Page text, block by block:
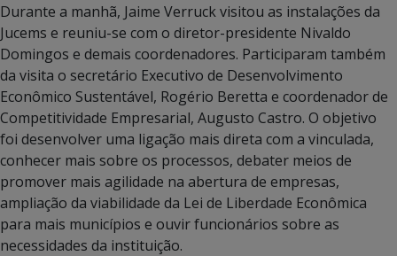
Durante a manhã, Jaime Verruck visitou as instalações da
Jucems e reuniu-se com o diretor-presidente Nivaldo
Domingos e demais coordenadores. Participaram também
da visita o secretário Executivo de Desenvolvimento
Econômico Sustentável, Rogério Beretta e coordenador de
Competitividade Empresarial, Augusto Castro. O objetivo
foi desenvolver uma ligação mais direta com a vinculada,
conhecer mais sobre os processos, debater meios de
promover mais agilidade na abertura de empresas,
ampliação da viabilidade da Lei de Liberdade Econômica
para mais municípios e ouvir funcionários sobre as
necessidades da instituição.